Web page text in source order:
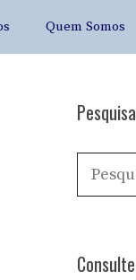
Quem Somos
por: